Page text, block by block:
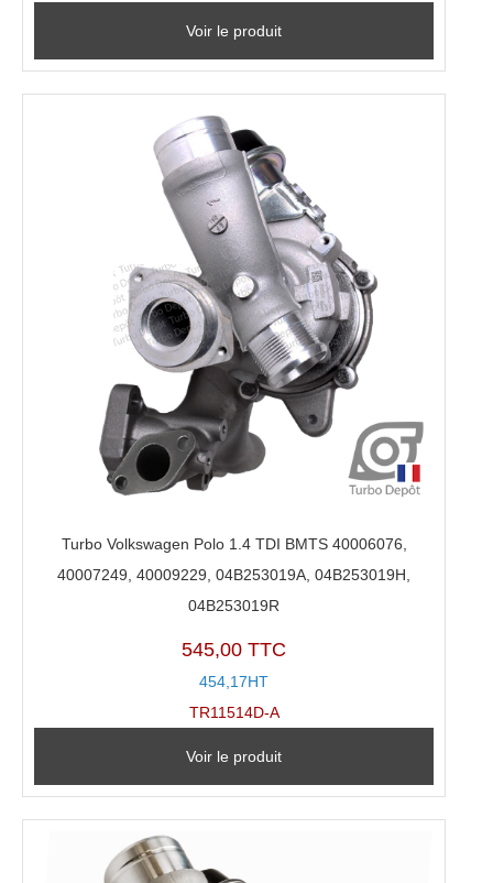
Voir le produit
Turbo Volkswagen Polo 1.4 TDI BMTS 40006076,
40007249, 40009229, 04B253019A, 04B253019H,
04B253019R
545,00 TTC
454,17HT
TR11514D-A
Voir le produit